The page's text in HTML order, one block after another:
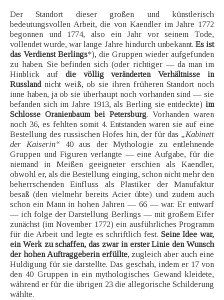
Der Standort dieser großen und künstlerisch
bedeutungsvollen Arbeit, die von Kaendler im Jahre 1772
begonnen und 1774, also ein Jahr vor seinem Tode,
vollendet wurde, war lange Jahre hindurch unbekannt. Es ist
das Verdienst Berlings*), die Gruppen wieder aufgefunden
zu haben. Sie befinden sich (oder richtiger — da man im
Hinblick auf die völlig veränderten Verhältnisse in
Russlandnicht weiß, ob sie ihren früheren Standort noch
inne haben, ja ob sie überhaupt noch vorhanden sind — sie
befanden sich im Jahre 1913, als Berling sie entdeckte) im
Schlosse Oranienbaum bei Petersburg. Vorhanden waren
noch 36, es fehlten somit 4. Entstanden waren sie auf eine
Bestellung des russischen Hofes hin, der für das „Kabinett
der Kaiserin“ 40 aus der Mythologie zu entlehnende
Gruppen und Figuren verlangte — eine Aufgabe, für die
niemand in Meißen geeigneter erschien als Kaendler,
obwohl er, als die Bestellung einging, schon nicht mehr den
beherrschenden Einfluss als Plastiker der Manufaktur
besaß (den vielmehr bereits Acier übte) und zudem auch
schon ein Mann in hohen Jahren — 66 — war. Er entwarf
— ich folge der Darstellung Berlings — mit großem Eifer
zunächst (im November 1772) ein ausführliches Programm
für die Arbeit und legte es schriftlich fest. Seine Idee war,
ein Werk zu schaffen, das zwar in erster Linie den Wunsch
der hohen Auftraggeberin erfüllte, zugleich aber auch eine
Huldigung für sie darstellte. Das geschah, indem er 17 von
den 40 Gruppen in ein mythologisches Gewand kleidete,
während er für die übrigen 23 die allegorische Schilderung
wählte.